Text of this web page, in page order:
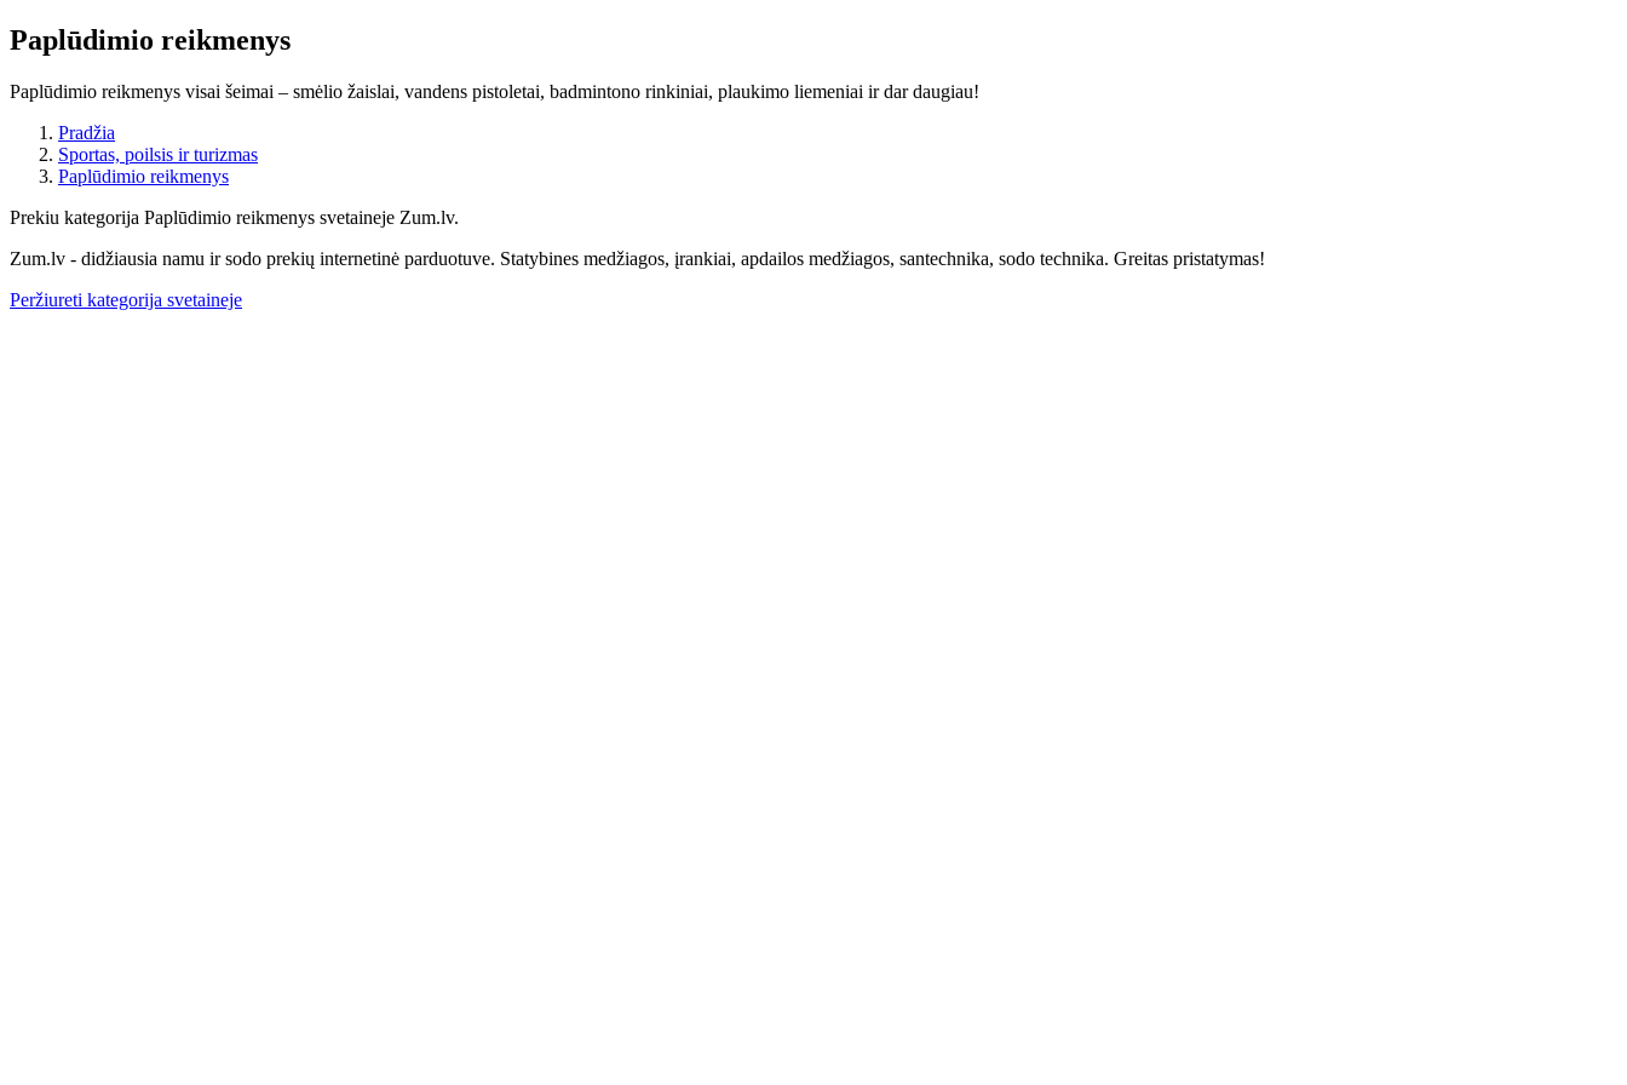
Paplūdimio reikmenys
Paplūdimio reikmenys visai šeimai – smėlio žaislai, vandens pistoletai, badmintono rinkiniai, plaukimo liemeniai ir dar daugiau!
Pradžia
Sportas, poilsis ir turizmas
Paplūdimio reikmenys
Prekiu kategorija Paplūdimio reikmenys svetaineje Zum.lv.
Zum.lv - didžiausia namu ir sodo prekių internetinė parduotuve. Statybines medžiagos, įrankiai, apdailos medžiagos, santechnika, sodo technika. Greitas pristatymas!
Peržiureti kategorija svetaineje